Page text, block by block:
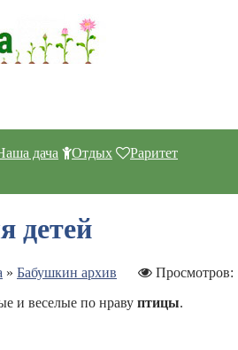
дача Отдых Раритет
детей
» Бабушкин архив Просмотров:
и веселые по нраву птицы.